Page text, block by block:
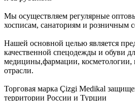
Мы осуществляем регулярные
хосписам, санаториям и розничным
Нашей основной целью является
качественной спецодежды и обуви
медицины,фармации, косметологии,
отрасли.
Торговая марка Çizgi Medikal
территории России и Турции